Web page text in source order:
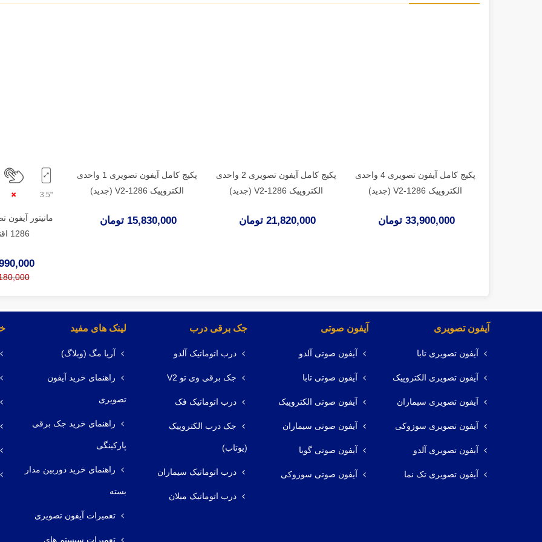
پکیج کامل آیفون تصویری 4 واحدی
الکتروپیک 1286-V2 (جدید)
33,900,000 تومان
پکیج کامل آیفون تصویری 2 واحدی
الکتروپیک 1286-V2 (جدید)
21,820,000 تومان
پکیج کامل آیفون تصویری 1 واحدی
الکتروپیک 1286-V2 (جدید)
15,830,000 تومان
"3.5
مانیتور آیفون
1286 اقتصادی V2
5,990,000
6,180,000
آیفون تصویری
آیفون تصویری تابا
آیفون تصویری الکتروپیک
آیفون تصویری سیماران
آیفون تصویری سوزوکی
آیفون تصویری آلدو
آیفون تصویری تک نما
آیفون صوتی
آیفون صوتی آلدو
آیفون صوتی تابا
آیفون صوتی الکتروپیک
آیفون صوتی سیماران
آیفون صوتی گویا
آیفون صوتی سوزوکی
جک برقی درب
درب اتوماتیک آلدو
جک برقی وی تو V2
درب اتوماتیک فک
جک درب الکتروپیک
(یوتاب)
درب اتوماتیک سیماران
درب اتوماتیک میلان
لینک های مفید
آریا مگ (وبلاگ)
راهنمای خرید آیفون
تصویری
راهنمای خرید جک برقی
پارکینگی
راهنمای خرید دوربین مدار
بسته
تعمیرات آیفون تصویری
تعمیرات سیستم های